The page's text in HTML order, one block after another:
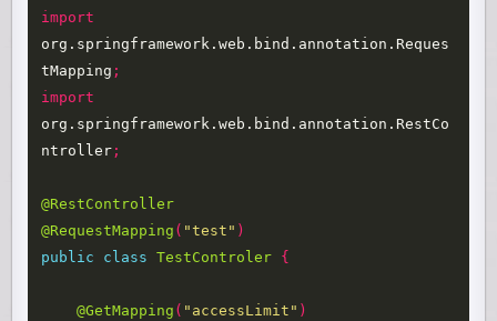
import
org.springframework.web.bind.annotation.Reques
tMapping ;
import
org.springframework.web.bind.annotation.RestCo
ntroller ;
@RestController
@RequestMapping ( "test" )
public
class TestControler {
@GetMapping ( "accessLimit" )